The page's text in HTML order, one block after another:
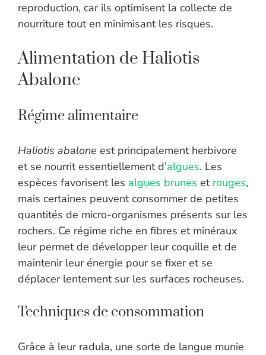
reproduction, car ils optimisent la collecte de
nourriture tout en minimisant les risques.
Alimentation de Haliotis
Abalone
Régime alimentaire
Haliotis abalone est principalement herbivore
et se nourrit essentiellement d’algues. Les
espèces favorisent les algues brunes et rouges,
mais certaines peuvent consommer de petites
quantités de micro-organismes présents sur les
rochers. Ce régime riche en fibres et minéraux
leur permet de développer leur coquille et de
maintenir leur énergie pour se fixer et se
déplacer lentement sur les surfaces rocheuses.
Techniques de consommation
Grâce à leur radula, une sorte de langue munie